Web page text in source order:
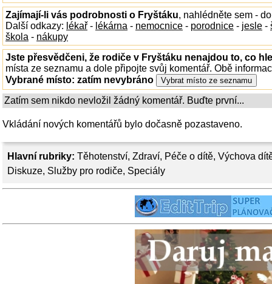
Hlavní rubriky: Těhotenství, Zdraví, Péče o dítě, Výchova
Diskuze, Služby pro rodiče, Speciály
Zajímají-li vás podrobnosti o Fryštáku, nahlédněte sem -
Další odkazy: lékař - lékárna - nemocnice - porodnice - jesle -
škola - nákupy
Jste přesvědčeni, že rodiče v Fryštáku nenajdou to, co
místa ze seznamu a dole připojte svůj komentář. Obě
Vybrané místo: zatím nevybráno
Zatím sem nikdo nevložil žádný komentář. Buďte první...
Vkládání nových komentářů bylo dočasně pozastaveno.